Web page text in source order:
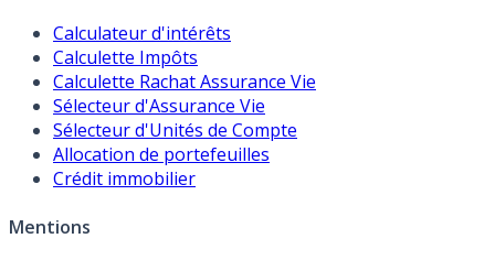
Calculateur d'intérêts
Calculette Impôts
Calculette Rachat Assurance Vie
Sélecteur d'Assurance Vie
Sélecteur d'Unités de Compte
Allocation de portefeuilles
Crédit immobilier
Mentions